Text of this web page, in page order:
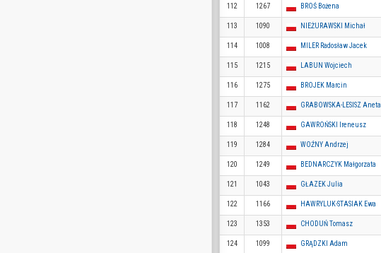
112 1267 BROŚ Bożena
113 1090 NIEŻURAWSKI Michał
114 1008 MILER Radosław Jacek
115 1215 LABUN Wojciech
116 1275 BROJEK Marcin
117 1162 GRABOWSKA-LESISZ Aneta
118 1248 GAWROŃSKI Ireneusz
119 1284 WOŹNY Andrzej
120 1249 BEDNARCZYK Małgorzata
121 1043 GŁAZEK Julia
122 1166 HAWRYLUK-STASIAK Ewa
123 1353 CHODUŃ Tomasz
124 1099 GRĄDZKI Adam